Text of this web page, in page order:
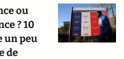
ou
? 10
un peu
de